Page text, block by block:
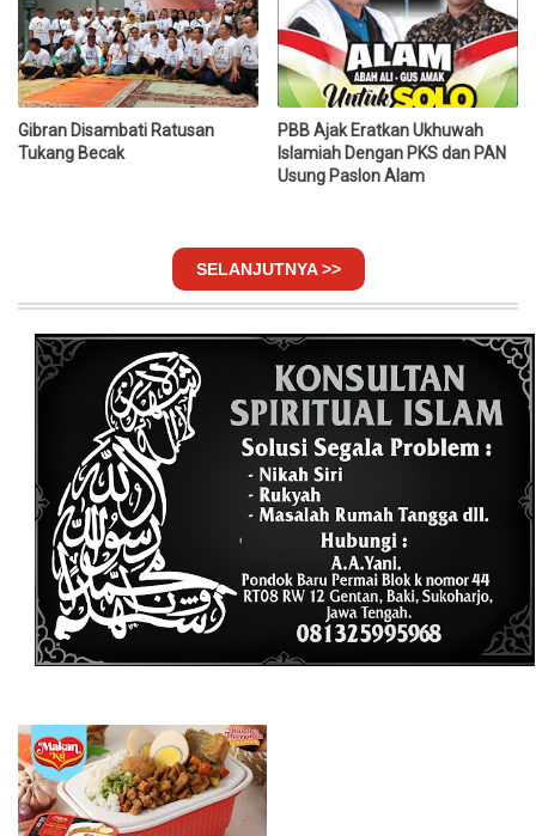
Gibran Disambati Ratusan
Tukang Becak
PBB Ajak Eratkan Ukhuwah
Islamiah Dengan PKS dan PAN
Usung Paslon Alam
SELANJUTNYA >>